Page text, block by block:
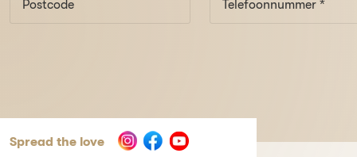
Spread the love